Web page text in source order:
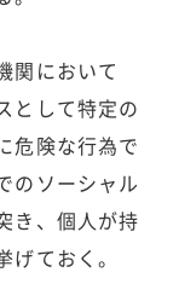
関において
として特定の
危険な行為で
のソーシャル
き、個人が持
ておく。